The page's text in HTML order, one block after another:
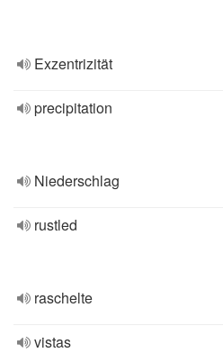
Exzentrizität
precipitation
Niederschlag
rustled
raschelte
vistas